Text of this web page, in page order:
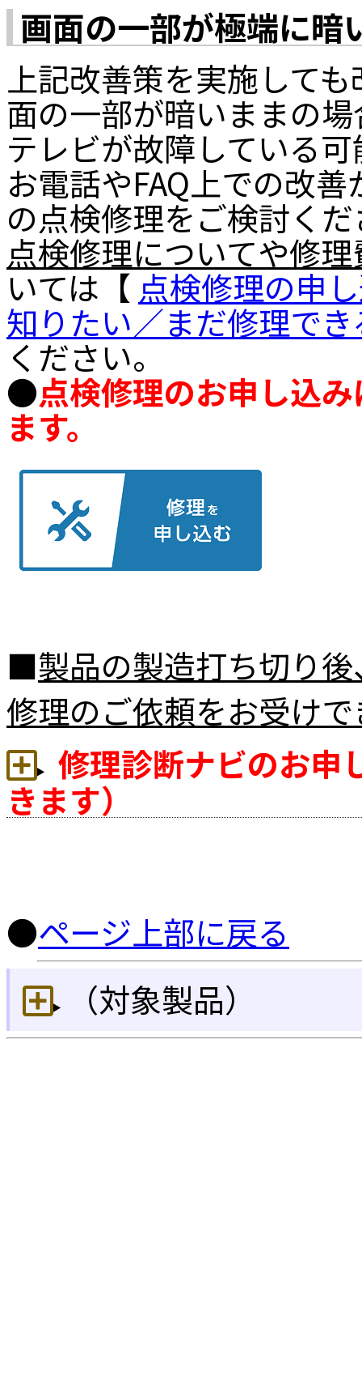
画面の一部が極端に
上記改善策を実施して
面の一部が暗いままの
テレビが故障している
お電話やFAQ上での改
の点検修理をご検討く
点検修理についてや修
いては【 点検修理の申
知りたい／まだ修理で
ください。
●点検修理のお申し込
ます。
■製品の製造打ち切り
修理のご依頼をお受け
修理診断ナビのお申
きます）
●ページ上部に戻る
（対象製品）